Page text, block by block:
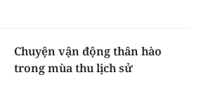
Chuyện vận động thân hào
trong mùa thu lịch sử